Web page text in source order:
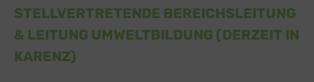
STELLVERTRETENDE BEREICHSLEITUNG
& LEITUNG UMWELTBILDUNG (DERZEIT IN
KARENZ)